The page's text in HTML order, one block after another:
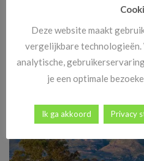
Black Friday komt eraan, en
Deze website maakt
vergelijkbare
analytische,
je een optimale
Ik ga akkoord Privacy